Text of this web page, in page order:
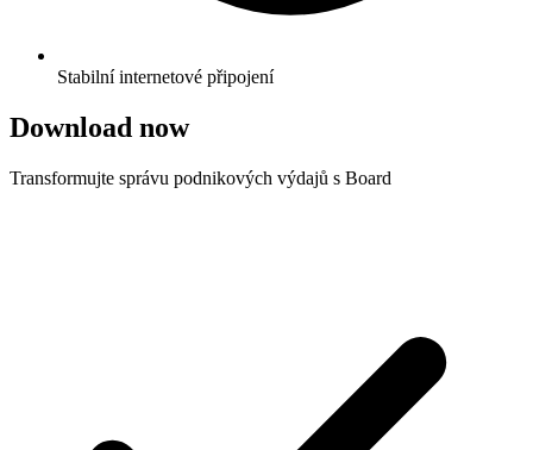
Stabilní internetové připojení
Download now
Transformujte správu podnikových výdajů s Board